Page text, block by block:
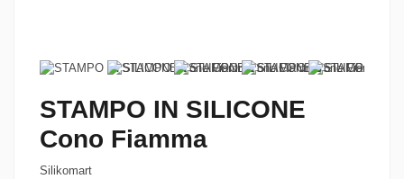
STAMPO IN SILICONE
Cono Fiamma
Silikomart